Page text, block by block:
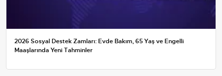
2026 Sosyal Destek Zamları: Evde Bakım, 65 Yaş ve Engelli
Maaşlarında Yeni Tahminler